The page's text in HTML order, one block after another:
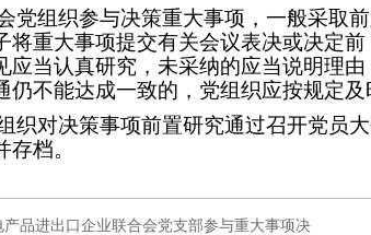
党组织参与决策重大事项，一般采取
将重大事项提交有关会议表决或决定
应当认真研究，未采纳的应当说明理
仍不能达成一致的，党组织应按规定
织对决策事项前置研究通过召开党员
档。
产品进出口企业联合会党支部参与重大事项决